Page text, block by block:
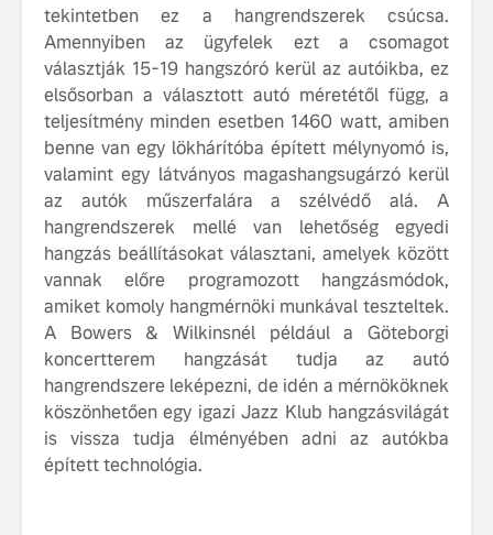
tekintetben ez a hangrendszerek csúcsa.
Amennyiben az ügyfelek ezt a csomagot
választják 15-19 hangszóró kerül az autóikba, ez
elsősorban a választott autó méretétől függ, a
teljesítmény minden esetben 1460 watt, amiben
benne van egy lökhárítóba épített mélynyomó is,
valamint egy látványos magashangsugárzó kerül
az autók műszerfalára a szélvédő alá. A
hangrendszerek mellé van lehetőség egyedi
hangzás beállításokat választani, amelyek között
vannak előre programozott hangzásmódok,
amiket komoly hangmérnöki munkával teszteltek.
A Bowers & Wilkinsnél például a Göteborgi
koncertterem hangzását tudja az autó
hangrendszere leképezni, de idén a mérnököknek
köszönhetően egy igazi Jazz Klub hangzásvilágát
is vissza tudja élményében adni az autókba
épített technológia.